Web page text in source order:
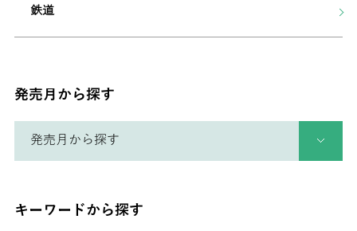
鉄道
発売月から探す
キーワードから探す